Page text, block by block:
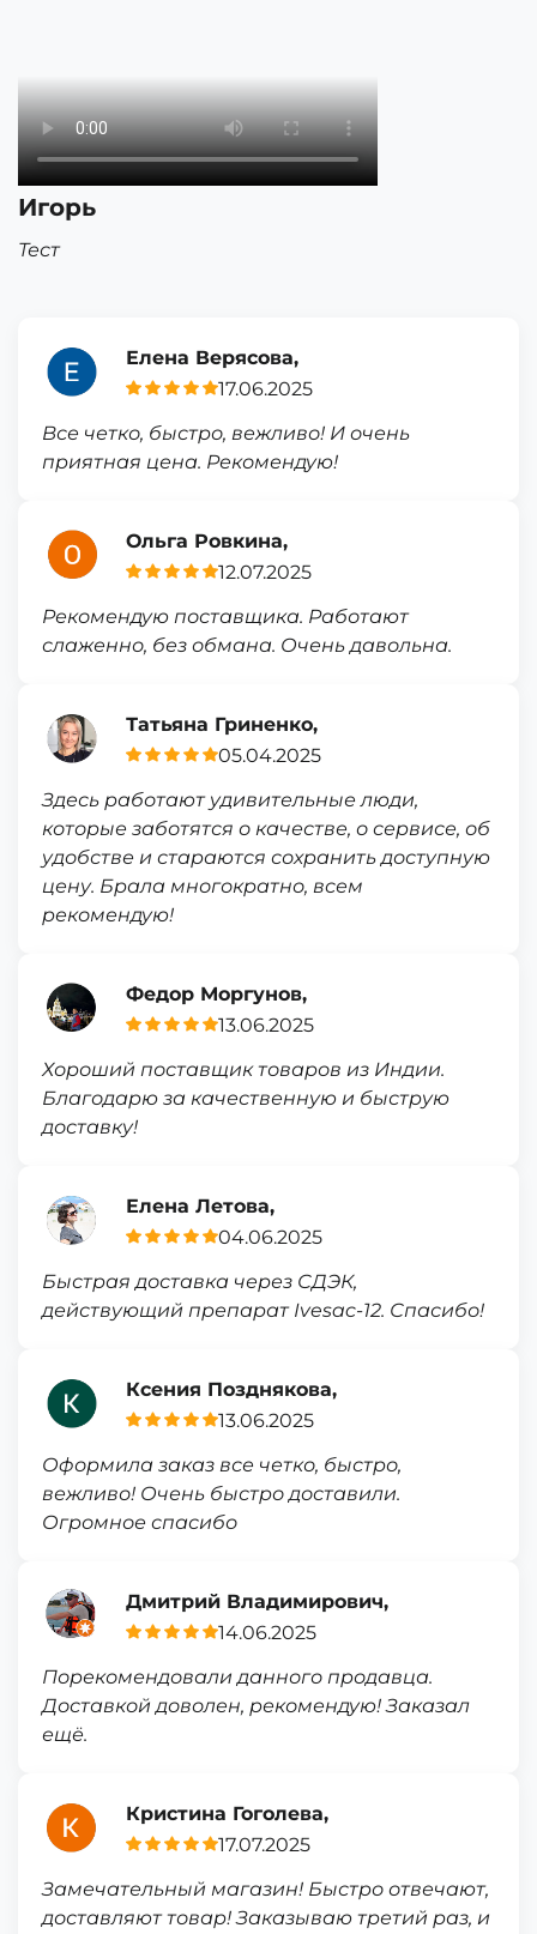
Игорь
Тест
Елена Верясова,
17.06.2025
Все четко, быстро, вежливо! И очень
приятная цена. Рекомендую!
Ольга Ровкина,
12.07.2025
Рекомендую поставщика. Работают
слаженно, без обмана. Очень давольна.
Татьяна Гриненко,
05.04.2025
Здесь работают удивительные люди,
которые заботятся о качестве, о сервисе, об
удобстве и стараются сохранить доступную
цену. Брала многократно, всем
рекомендую!
Федор Моргунов,
13.06.2025
Хороший поставщик товаров из Индии.
Благодарю за качественную и быструю
доставку!
Елена Летова,
04.06.2025
Быстрая доставка через СДЭК,
действующий препарат Ivesac-12. Спасибо!
Ксения Позднякова,
13.06.2025
Оформила заказ все четко, быстро,
вежливо! Очень быстро доставили.
Огромное спасибо
Дмитрий Владимирович,
14.06.2025
Порекомендовали данного продавца.
Доставкой доволен, рекомендую! Заказал
ещё.
Кристина Гоголева,
17.07.2025
Замечательный магазин! Быстро отвечают,
доставляют товар! Заказываю третий раз, и